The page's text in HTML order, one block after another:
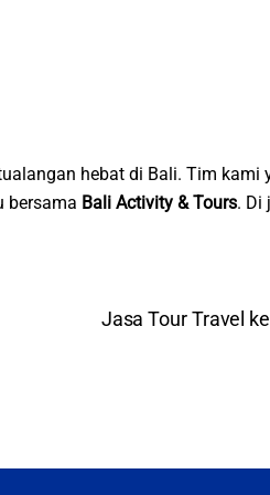
hebat di Bali. Tim kami
bersama Bali Activity & Tours. Di
Jasa Tour Travel